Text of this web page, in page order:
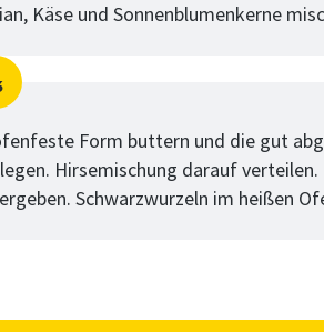
Käse und Sonnenblumenkerne
Form buttern und die gut
Hirsemischung darauf
Schwarzwurzeln im heißen